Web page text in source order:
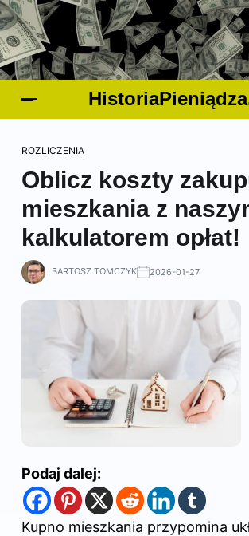
ROZLICZENIA
Oblicz koszty
mieszkania z
kalkulatorem opłat!
BARTOSZ TOMCZYK 2026-01-27
Podaj dalej:
Kupno mieszkania przypomina